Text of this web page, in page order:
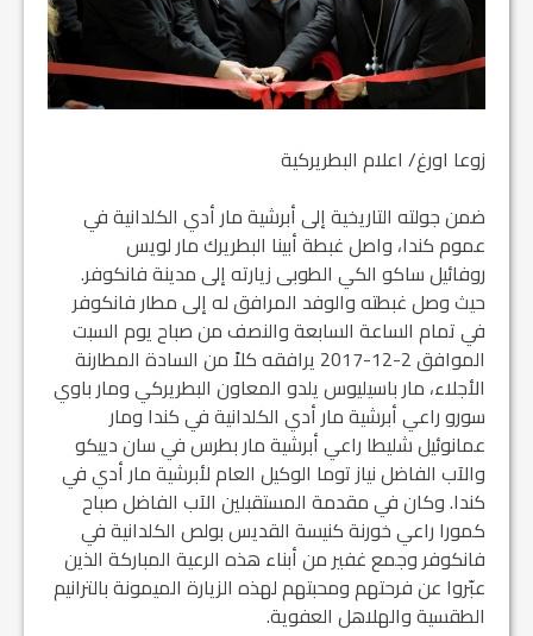
زوعا اورغ/ اعلام البطريركية
ضمن جولته التاريخية إلى أبرشية مار أدي الكلدانية في
عموم كندا، واصل غبطة أبينا البطريرك مار لويس
روفائيل ساكو الكي الطوبى زيارته إلى مدينة فانكوفر.
حيث وصل غبطته والوفد المرافق له إلى مطار فانكوفر
في تمام الساعة السابعة والنصف من صباح يوم السبت
الموافق 2-12-2017 يرافقه كلاً من السادة المطارنة
الأجلاء، مار باسيليوس يلدو المعاون البطريركي ومار باوي
سورو راعي أبرشية مار أدي الكلدانية في كندا ومار
عمانوئيل شليطا راعي أبرشية مار بطرس في سان دييكو
والآب الفاضل نياز توما الوكيل العام لأبرشية مار أدي في
كندا. وكان في مقدمة المستقبلين الآب الفاضل صباح
كمورا راعي خورنة كنيسة القديس بولص الكلدانية في
فانكوفر وجمع غفير من أبناء هذه الرعية المباركة الذين
عبّروا عن فرحتهم ومحبتهم لهذه الزيارة الميمونة بالترانيم
الطقسية والهلاهل العفوية.